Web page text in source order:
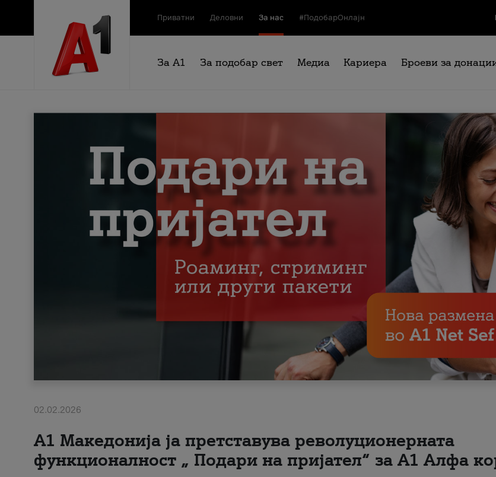
Приватни Деловни За нас #ПодобарОнлајн
За А1 За подобар свет Медиа Кариера Броеви за
02.02.2026
А1 Македонија ја претставува револуционерната
функционалност „ Подари на пријател“ за А1 Алфа